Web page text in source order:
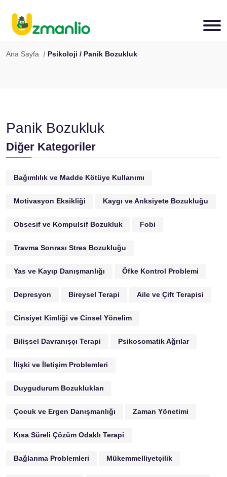
Ana Sayfa Psikoloji / Panik Bozukluk
Panik Bozukluk
Diğer Kategoriler
Bağımlılık ve Madde Kötüye Kullanımı
Motivasyon Eksikliği Kaygı ve Anksiyete Bozukluğu
Obsesif ve Kompulsif Bozukluk Fobi
Travma Sonrası Stres Bozukluğu
Yas ve Kayıp Danışmanlığı Öfke Kontrol Problemi
Depresyon Bireysel Terapi Aile ve Çift Terapisi
Cinsiyet Kimliği ve Cinsel Yönelim
Bilişsel Davranışçı Terapi Psikosomatik Ağrılar
İlişki ve İletişim Problemleri
Duygudurum Bozuklukları
Çocuk ve Ergen Danışmanlığı Zaman Yönetimi
Kısa Süreli Çözüm Odaklı Terapi
Bağlanma Problemleri Mükemmelliyetçilik